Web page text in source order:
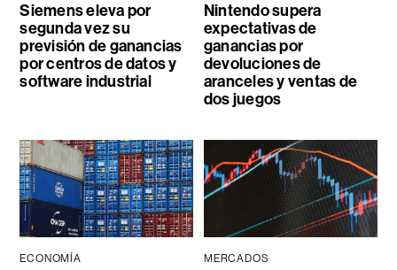
Siemens eleva por
segunda vez su
previsión de ganancias
por centros de datos y
software industrial
Nintendo supera
expectativas de
ganancias por
devoluciones de
aranceles y ventas de
dos juegos
ECONOMÍA MERCADOS